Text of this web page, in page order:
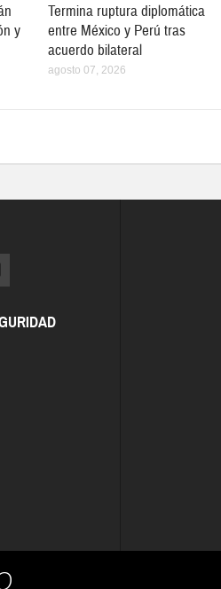
y
Termina ruptura diplomática
entre México y Perú tras
acuerdo bilateral
agosto 07, 2026